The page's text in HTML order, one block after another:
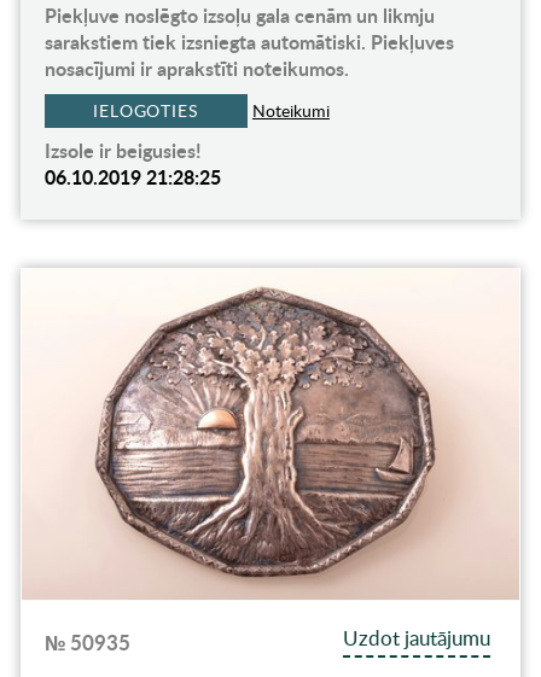
Piekļuve noslēgto izsoļu gala cenām un likmju
sarakstiem tiek izsniegta automātiski. Piekļuves
nosacījumi ir aprakstīti noteikumos.
IELOGOTIES Noteikumi
Izsole ir beigusies!
06.10.2019 21:28:25
№ 50935
Uzdot jautājumu